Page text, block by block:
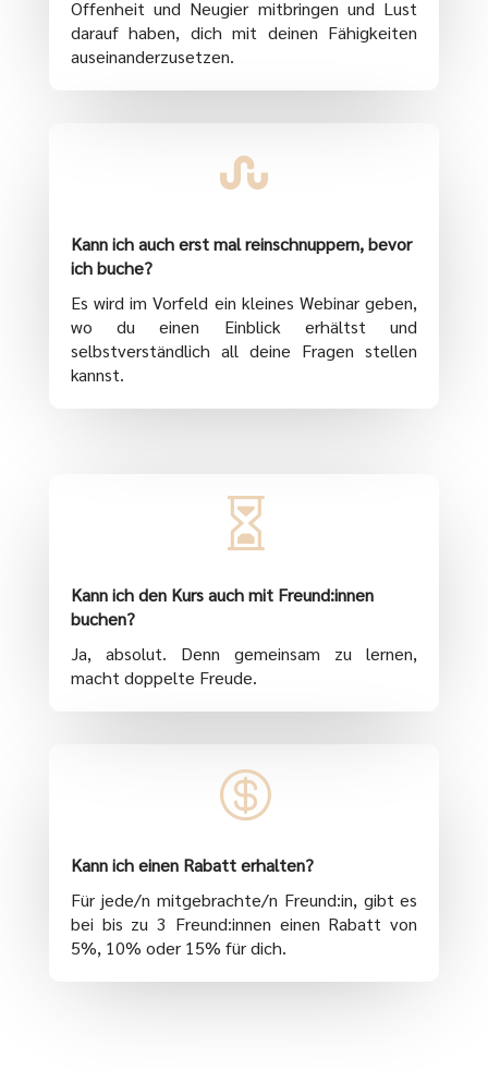
Offenheit und Neugier mitbringen und Lust
darauf haben, dich mit deinen Fähigkeiten
auseinanderzusetzen.

Kann ich auch erst mal reinschnuppern, bevor
ich buche?
Es wird im Vorfeld ein kleines Webinar geben,
wo du einen Einblick erhältst und
selbstverständlich all deine Fragen stellen
kannst.

Kann ich den Kurs auch mit Freund:innen
buchen?
Ja, absolut. Denn gemeinsam zu lernen,
macht doppelte Freude.

Kann ich einen Rabatt erhalten?
Für jede/n mitgebrachte/n Freund:in, gibt es
bei bis zu 3 Freund:innen einen Rabatt von
5%, 10% oder 15% für dich.